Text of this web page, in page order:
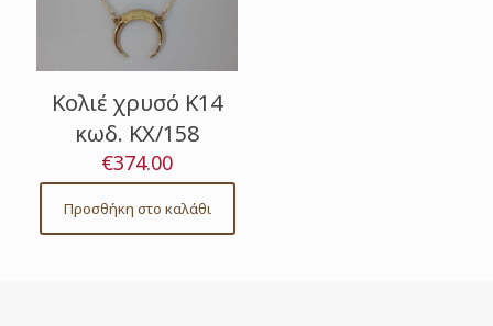
Κολιέ χρυσό Κ14
κωδ. ΚΧ/158
€374.00
Προσθήκη στο καλάθι